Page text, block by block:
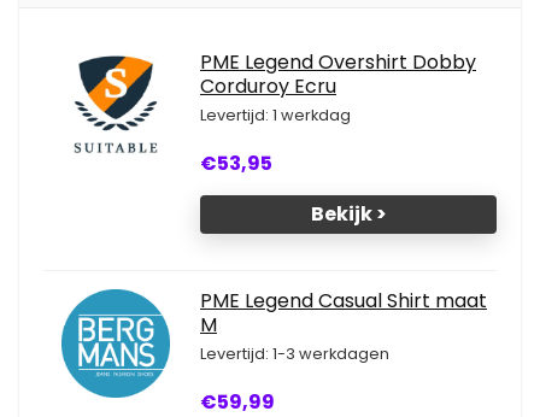
PME Legend Overshirt Dobby
Corduroy Ecru
Levertijd: 1 werkdag
€53,95
Bekijk >
PME Legend Casual Shirt maat
M
Levertijd: 1-3 werkdagen
€59,99